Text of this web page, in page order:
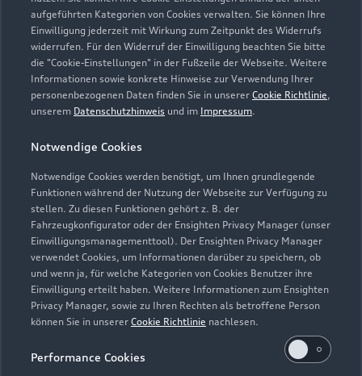
aufgeführten Kategorien von Cookies verwalten. Sie können Ihre
Einwilligung jederzeit mit Wirkung zum Zeitpunkt des Widerrufs
widerrufen. Für den Widerruf der Einwilligung beachten Sie bitte
die "Cookie-Einstellungen" in der Fußzeile der Webseite. Weitere
Informationen sowie konkrete Hinweise zur Verwendung Ihrer
personenbezogenen Daten finden Sie in unserer Cookie Richtlinie,
unserem Datenschutzhinweis und im Impressum.
Notwendige Cookies
Notwendige Cookies werden benötigt, um Ihnen grundlegende
Funktionen während der Nutzung der Webseite zur Verfügung zu
stellen. Zu diesen Funktionen gehört z. B. der
Fahrzeugkonfigurator oder der Ensighten Privacy Manager (unser
Einwilligungsmanagementtool). Der Ensighten Privacy Manager
verwendet Cookies, um Informationen darüber zu speichern, ob
und wenn ja, für welche Kategorien von Cookies Benutzer ihre
Einwilligung erteilt haben. Weitere Informationen zum Ensighten
Privacy Manager, sowie zu Ihren Rechten als betroffene Person
können Sie in unserer Cookie Richtlinie nachlesen.
Performance Cookies
Mietwagen). Der Partner entscheidet über die Art der
Ersatzmobilität. Die Ersatzmobilität gilt nur in
Zusammenhang mit Leistungen, die durch die Dienstleistung
abgedeckt werden. Sie wird für einen Tag je Wartung oder
Inspektion gewährt.
Dieses Angebot ergänzt die in den Fahrzeugen enthaltene Audi
Dienstleistung Inspektion und Verschleiß der Audi Leasing,
Zweigniederlassung der Volkswagen Leasing GmbH,
Braunschweig. Nur für Audi Werksdienstwagen und Audi
Mietfahrzeuge mit einer Audi Anschlussgarantie bis zu einem
Fahrzeugalter von 24 Monaten und 30.000 km
Gesamtfahrleistung (Stichtag: Datum der Ummeldung auf den
neuen Gebrauchtwagenkunden). Für private und gewerbliche
Einzelabnehmer sowie ausge wählte Sonderabnehmer.
Junge Gebrauchtwagen sind ehemalige Audi Mietfahrzeuge
(AMF) oder Audi Werksdienstwagen (WDW) der AUDI AG mit
einem Fahrzeugalter von max. 24 Monaten nach